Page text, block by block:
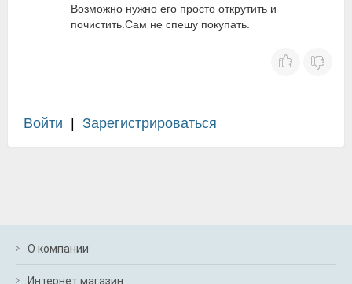
Возможно нужно его просто открутить и
почистить.Сам не спешу покупать.
Войти Зарегистрироваться
О компании
Интернет магазин